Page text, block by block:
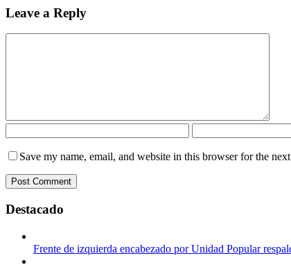
Leave a Reply
Save my name, email, and website in this browser for the
Destacado
Frente de izquierda encabezado por Unidad Popular